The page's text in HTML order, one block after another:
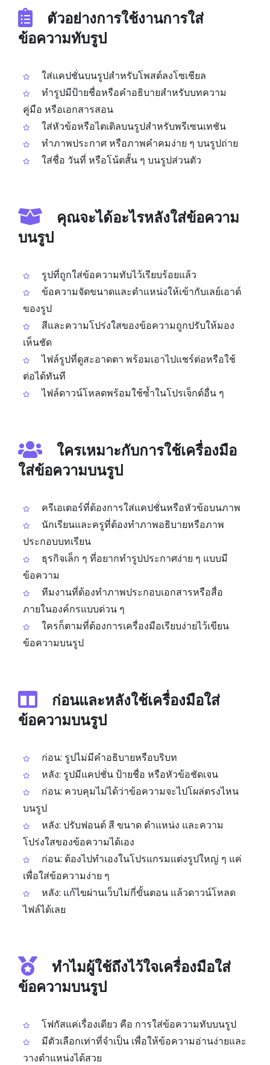
ตัวอย่างการใช้งานการใส่
ข้อความทับรูป
ใส่แคปชั่นบนรูปสำหรับโพสต์ลงโซเชียล
ทำรูปมีป้ายชื่อหรือคำอธิบายสำหรับบทความ
คู่มือ หรือเอกสารสอน
ใส่หัวข้อหรือไตเติลบนรูปสำหรับพรีเซนเทชัน
ทำภาพประกาศ หรือภาพคำคมง่าย ๆ บนรูปถ่าย
ใส่ชื่อ วันที่ หรือโน้ตสั้น ๆ บนรูปส่วนตัว
คุณจะได้อะไรหลังใส่ข้อความ
บนรูป
รูปที่ถูกใส่ข้อความทับไว้เรียบร้อยแล้ว
ข้อความจัดขนาดและตำแหน่งให้เข้ากับเลย์เอาต์
ของรูป
สีและความโปร่งใสของข้อความถูกปรับให้มอง
เห็นชัด
ไฟล์รูปที่ดูสะอาดตา พร้อมเอาไปแชร์ต่อหรือใช้
ต่อได้ทันที
ไฟล์ดาวน์โหลดพร้อมใช้ซ้ำในโปรเจ็กต์อื่น ๆ
ใครเหมาะกับการใช้เครื่องมือ
ใส่ข้อความบนรูป
ครีเอเตอร์ที่ต้องการใส่แคปชั่นหรือหัวข้อบนภาพ
นักเรียนและครูที่ต้องทำภาพอธิบายหรือภาพ
ประกอบบทเรียน
ธุรกิจเล็ก ๆ ที่อยากทำรูปประกาศง่าย ๆ แบบมี
ข้อความ
ทีมงานที่ต้องทำภาพประกอบเอกสารหรือสื่อ
ภายในองค์กรแบบด่วน ๆ
ใครก็ตามที่ต้องการเครื่องมือเรียบง่ายไว้เขียน
ข้อความบนรูป
ก่อนและหลังใช้เครื่องมือใส่
ข้อความบนรูป
ก่อน: รูปไม่มีคำอธิบายหรือบริบท
หลัง: รูปมีแคปชั่น ป้ายชื่อ หรือหัวข้อชัดเจน
ก่อน: ควบคุมไม่ได้ว่าข้อความจะไปโผล่ตรงไหน
บนรูป
หลัง: ปรับฟอนต์ สี ขนาด ตำแหน่ง และความ
โปร่งใสของข้อความได้เอง
ก่อน: ต้องไปทำเองในโปรแกรมแต่งรูปใหญ่ ๆ แค่
เพื่อใส่ข้อความง่าย ๆ
หลัง: แก้ไขผ่านเว็บไม่กี่ขั้นตอน แล้วดาวน์โหลด
ไฟล์ได้เลย
ทำไมผู้ใช้ถึงไว้ใจเครื่องมือใส่
ข้อความบนรูป
โฟกัสแค่เรื่องเดียว คือ การใส่ข้อความทับบนรูป
มีตัวเลือกเท่าที่จำเป็น เพื่อให้ข้อความอ่านง่ายและ
วางตำแหน่งได้สวย